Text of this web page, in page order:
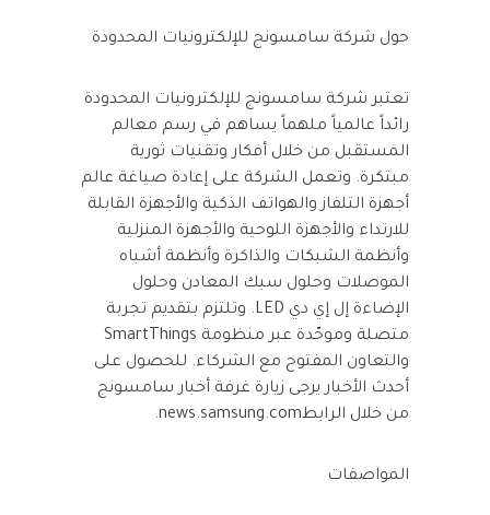
حول شركة سامسونج للإلكترونيات المحدودة
تعتبر شركة سامسونج للإلكترونيات المحدودة
رائداً عالمياً ملهماً يساهم في رسم معالم
المستقبل من خلال أفكار وتقنيات ثورية
مبتكرة. وتعمل الشركة على إعادة صياغة عالم
أجهزة التلفاز والهواتف الذكية والأجهزة القابلة
للارتداء والأجهزة اللوحية والأجهزة المنزلية
وأنظمة الشبكات والذاكرة وأنظمة أشباه
الموصلات وحلول سبك المعادن وحلول
الإضاءة إل إي دي LED. وتلتزم بتقديم تجربة
متصلة وموحّدة عبر منظومة SmartThings
والتعاون المفتوح مع الشركاء. للحصول على
أحدث الأخبار يرجى زيارة غرفة أخبار سامسونج
من خلال الرابطnews.samsung.com.
المواصفات